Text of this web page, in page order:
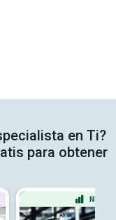
en Ti?
para obtener
NIVEL